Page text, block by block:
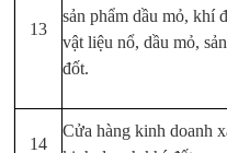
13
sản phẩm dầu mỏ, khí
vật liệu nổ, dầu mỏ,
đốt.
14
Cửa hàng kinh doanh